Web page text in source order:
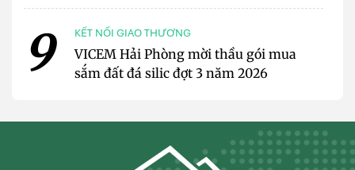
9 KẾT NỐI GIAO THƯƠNG
VICEM Hải Phòng mời thầu gói mua
sắm đất đá silic đợt 3 năm 2026